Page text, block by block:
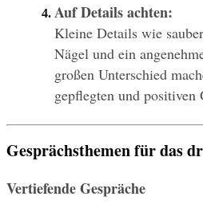
Auf Details achten:
Kleine Details wie
Nägel und ein
großen Unterschied
gepflegten und positiven
Gesprächsthemen für das
Vertiefende Gespräche